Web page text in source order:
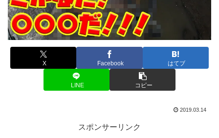
X Facebook はてブ
LINE コピー
2019.03.14
スポンサーリンク